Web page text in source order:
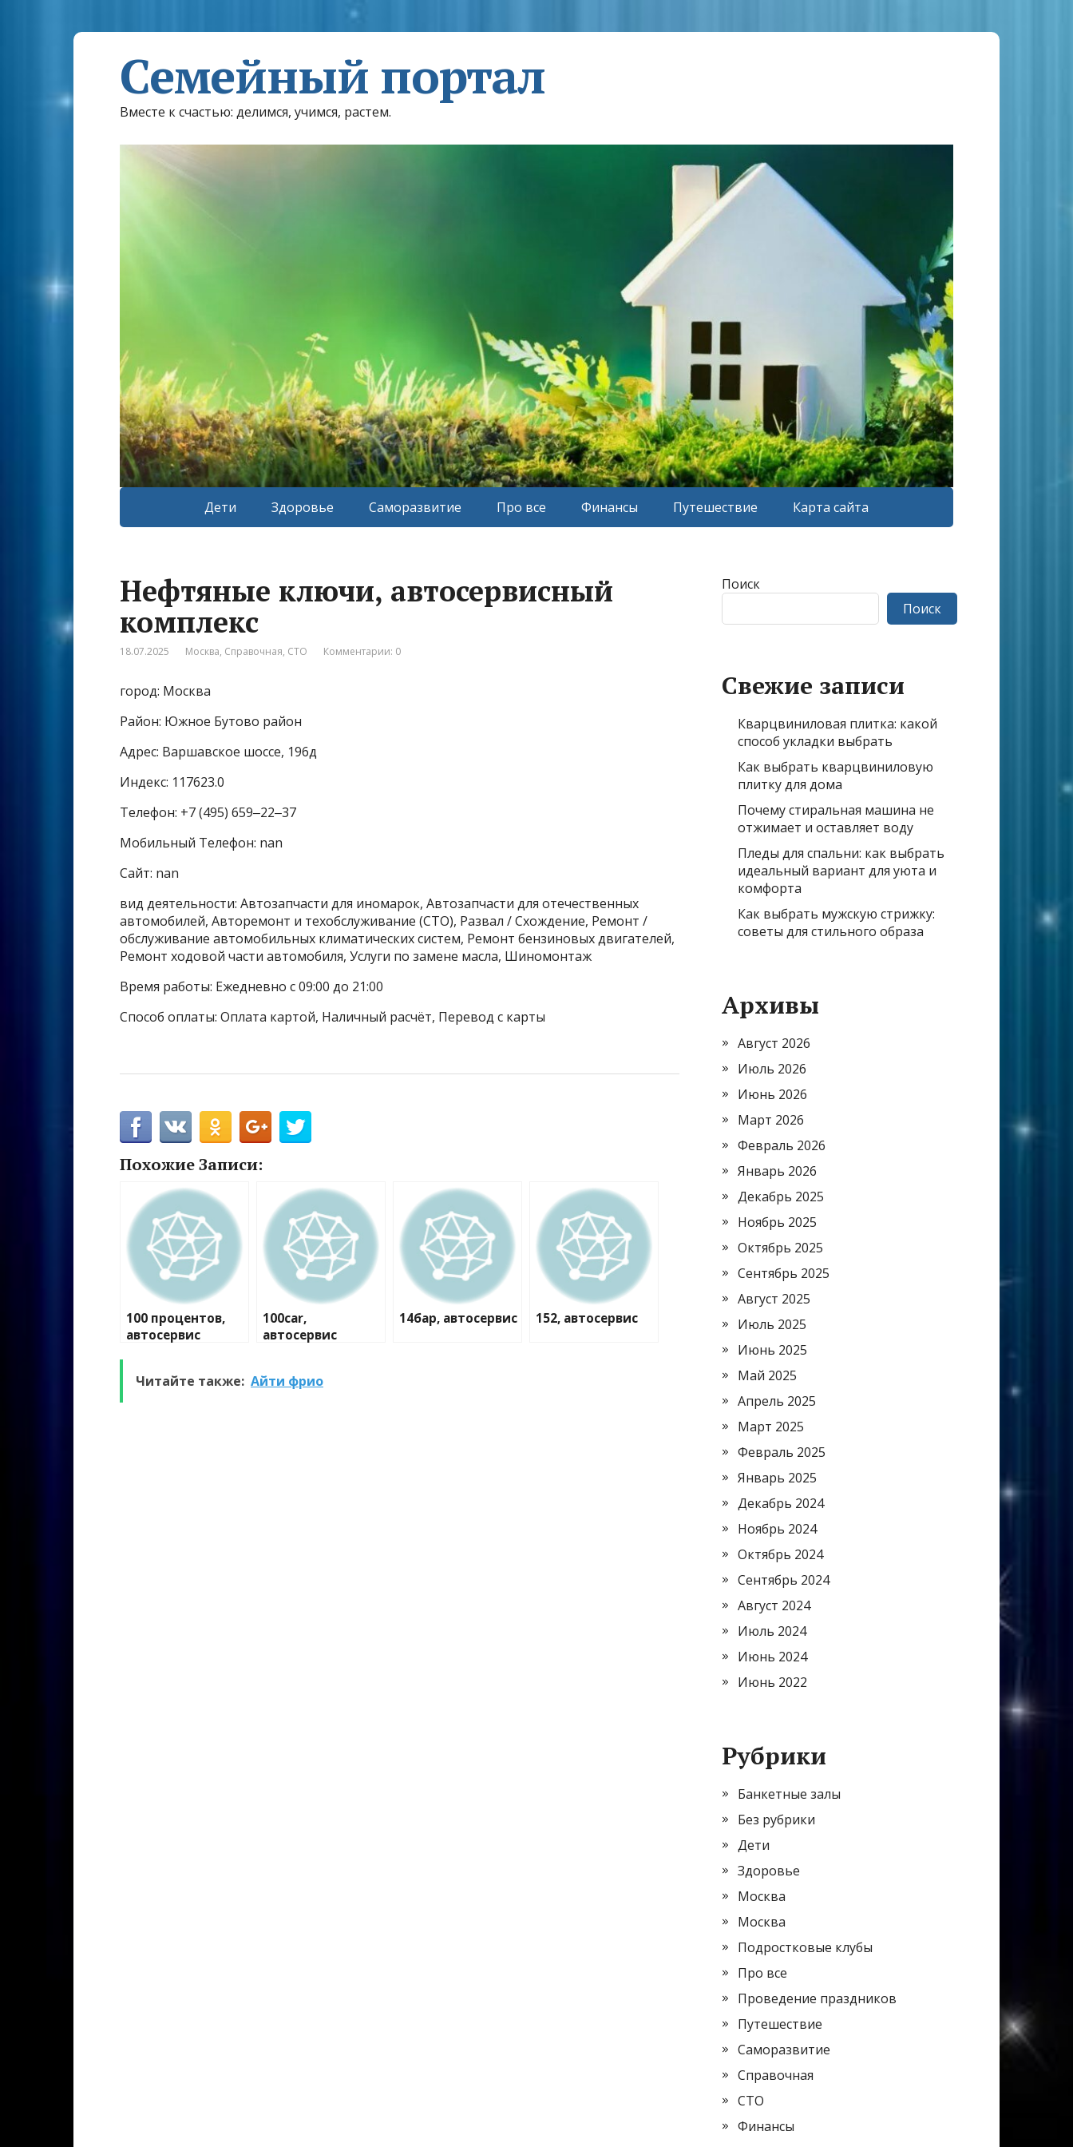
Семейный портал
Вместе к счастью: делимся, учимся, растем.
Дети Здоровье Саморазвитие Про все Финансы Путешествие Карта сайта
Нефтяные ключи, автосервисный
комплекс
18.07.2025 Москва, Справочная, СТО Комментарии: 0
город: Москва
Район: Южное Бутово район
Адрес: Варшавское шоссе, 196д
Индекс: 117623.0
Телефон: +7 (495) 659‒22‒37
Мобильный Телефон: nan
Сайт: nan
вид деятельности: Автозапчасти для иномарок, Автозапчасти для отечественных
автомобилей, Авторемонт и техобслуживание (СТО), Развал / Схождение, Ремонт /
обслуживание автомобильных климатических систем, Ремонт бензиновых двигателей,
Ремонт ходовой части автомобиля, Услуги по замене масла, Шиномонтаж
Время работы: Ежедневно с 09:00 до 21:00
Способ оплаты: Оплата картой, Наличный расчёт, Перевод с карты
Похожие Записи:
100 процентов,
автосервис
100car,
автосервис
14бар, автосервис 152, автосервис
Читайте также: Айти фрио
Поиск
Поиск
Свежие записи
Кварцвиниловая плитка: какой
способ укладки выбрать
Как выбрать кварцвиниловую
плитку для дома
Почему стиральная машина не
отжимает и оставляет воду
Пледы для спальни: как выбрать
идеальный вариант для уюта и
комфорта
Как выбрать мужскую стрижку:
советы для стильного образа
Архивы
Август 2026
Июль 2026
Июнь 2026
Март 2026
Февраль 2026
Январь 2026
Декабрь 2025
Ноябрь 2025
Октябрь 2025
Сентябрь 2025
Август 2025
Июль 2025
Июнь 2025
Май 2025
Апрель 2025
Март 2025
Февраль 2025
Январь 2025
Декабрь 2024
Ноябрь 2024
Октябрь 2024
Сентябрь 2024
Август 2024
Июль 2024
Июнь 2024
Июнь 2022
Рубрики
Банкетные залы
Без рубрики
Дети
Здоровье
Москва
Москва
Подростковые клубы
Про все
Проведение праздников
Путешествие
Саморазвитие
Справочная
СТО
Финансы